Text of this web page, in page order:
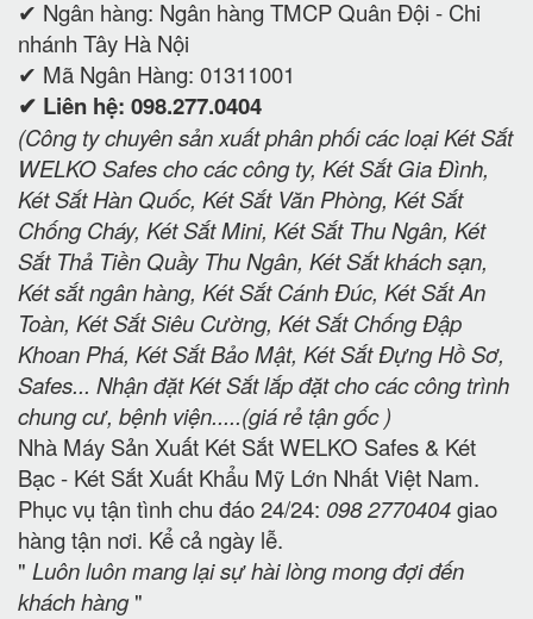
✔ Ngân hàng: Ngân hàng TMCP Quân Đội - Chi
nhánh Tây Hà Nội
✔ Mã Ngân Hàng: 01311001
✔ Liên hệ: 098.277.0404
(Công ty chuyên sản xuất phân phối các loại Két Sắt
WELKO Safes cho các công ty, Két Sắt Gia Đình,
Két Sắt Hàn Quốc, Két Sắt Văn Phòng, Két Sắt
Chống Cháy, Két Sắt Mini, Két Sắt Thu Ngân, Két
Sắt Thả Tiền Quầy Thu Ngân, Két Sắt khách sạn,
Két sắt ngân hàng, Két Sắt Cánh Đúc, Két Sắt An
Toàn, Két Sắt Siêu Cường, Két Sắt Chống Đập
Khoan Phá, Két Sắt Bảo Mật, Két Sắt Đựng Hồ Sơ,
Safes... Nhận đặt Két Sắt lắp đặt cho các công trình
chung cư, bệnh viện.....(giá rẻ tận gốc )
Nhà Máy Sản Xuất Két Sắt WELKO Safes & Két
Bạc - Két Sắt Xuất Khẩu Mỹ Lớn Nhất Việt Nam.
Phục vụ tận tình chu đáo 24/24: 098 2770404giao
hàng tận nơi. Kể cả ngày lễ.
" Luôn luôn mang lại sự hài lòng mong đợi đến
khách hàng"